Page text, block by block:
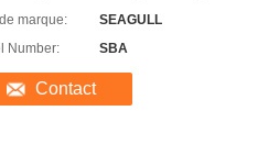
marque:
SEAGULL
Number:
SBA
Contact